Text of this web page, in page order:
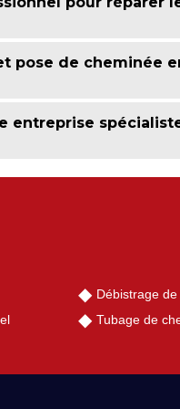
pose de cheminée
entreprise
Débistrage
Tubage de